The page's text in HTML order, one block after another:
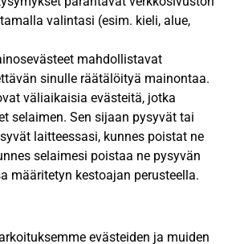
valintasi (esim. kieli, alue,
mahdollistavat
sinulle räätälöityä mainontaa.
väliaikaisia evästeitä, jotka
selaimen. Sen sijaan pysyvät tai
laitteessasi, kunnes poistat ne
selaimesi poistaa ne pysyvän
määritetyn kestoajan perusteella.
evästeiden ja muiden